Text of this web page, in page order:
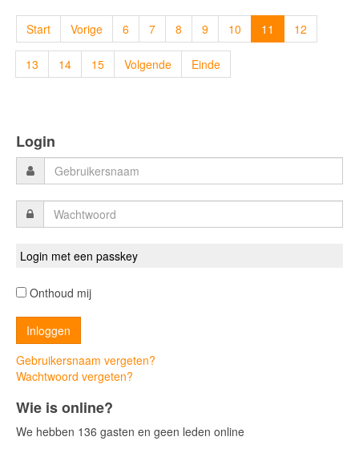
Start Vorige 6 7 8 9 10 11 12
13 14 15 Volgende Einde
Login
Login met een passkey
Onthoud mij
Gebruikersnaam vergeten?
Wachtwoord vergeten?
Wie is online?
We hebben 136 gasten en geen leden online